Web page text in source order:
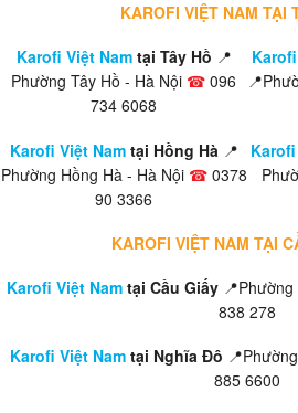
KAROFI VIỆT NAM TẠI
Karofi Việt Namtại Tây Hồ 📍
Phường Tây Hồ - Hà Nội ☎ 096
734 6068
Karofi Việt Namtại Hồng Hà 📍
Phường Hồng Hà - Hà Nội ☎0378
90 3366
KAROFI VIỆT NAM TẠI
Karofi Việt Nam tại Cầu Giấy
838 278
Karofi Việt Nam tại Nghĩa Đô
885 6600